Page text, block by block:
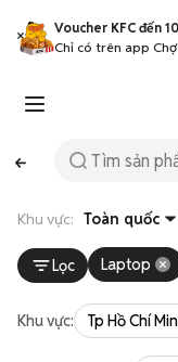
Voucher KFC đến
Chỉ có trên app
Khu vực: Toàn quốc
Lọc Laptop
Khu vực: Tp Hồ Chí